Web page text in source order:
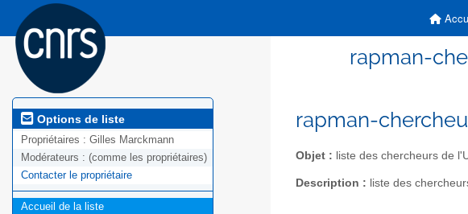
rapman-
Options de liste
Propriétaires : Gilles Marckmann
Modérateurs : (comme les propriétaires)
Contacter le propriétaire
Accueil de la liste
rapman-
Objet : liste des chercheurs de
Description : liste des